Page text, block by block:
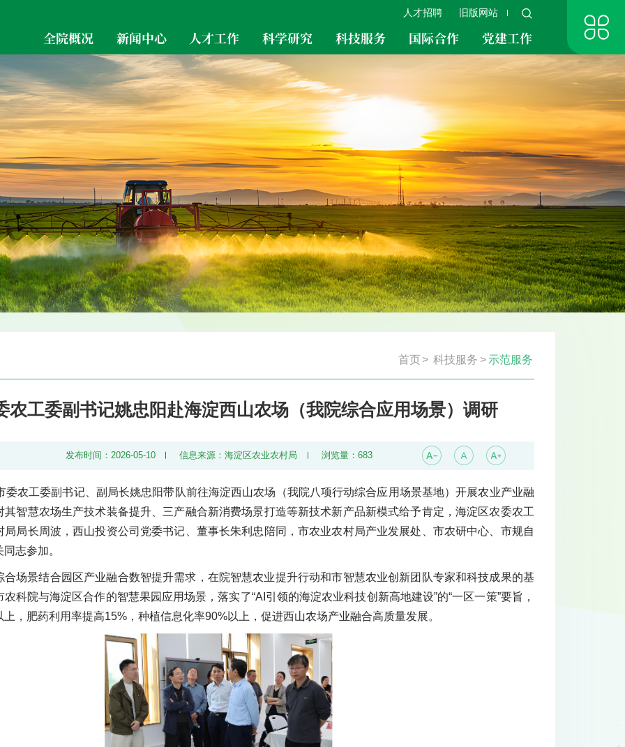
人才招聘 旧版网站
全院概况 新闻中心 人才工作 科学研究 科技服务 国际合作 党建工作
首页> 科技服务 > 示范服务
农工委副书记姚忠阳赴海淀西山农场（我院综合应用场景）调研
发布时间：2026-05-10 信息来源：海淀区农业农村局 浏览量：683
委农工委副书记、副局长姚忠阳带队前往海淀西山农场（我院八项行动综合应用场景基地）开展农业产业融
其智慧农场生产技术装备提升、三产融合新消费场景打造等新技术新产品新模式给予肯定，海淀区农委农工
局局长周波，西山投资公司党委书记、董事长朱利忠陪同，市农业农村局产业发展处、市农研中心、市规自
志参加。
合场景结合园区产业融合数智提升需求，在院智慧农业提升行动和市智慧农业创新团队专家和科技成果的基
科院与海淀区合作的智慧果园应用场景，落实了“AI引领的海淀农业科技创新高地建设”的“一区一策”要旨，
，肥药利用率提高15%，种植信息化率90%以上，促进西山农场产业融合高质量发展。